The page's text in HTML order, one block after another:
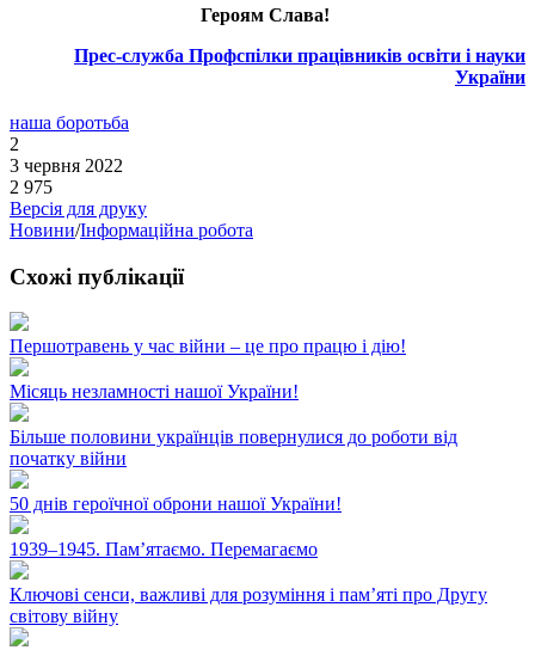
Героям Слава!
Прес-служба Профспілки працівників освіти і науки
України
наша боротьба
2
3 червня 2022
2 975
Версія для друку
Новини/Інформаційна робота
Схожі публікації
Першотравень у час війни – це про працю і дію!
Місяць незламності нашої України!
Більше половини українців повернулися до роботи від
початку війни
50 днів героїчної оброни нашої України!
1939–1945. Пам’ятаємо. Перемагаємо
Ключові сенси, важливі для розуміння і пам’яті про Другу
світову війну